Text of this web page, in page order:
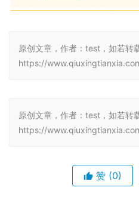
原创文章，作者：test，如若转
https://
原创文章，作者：test，如若转
https://
赞 (0)